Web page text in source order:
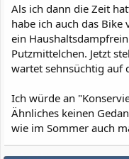
Als ich dann die Zeit
habe ich auch das
ein
Putzmittelchen. Jetzt
wartet sehnsüchtig auf
Ich würde an
Ähnliches keinen
wie im Sommer auch